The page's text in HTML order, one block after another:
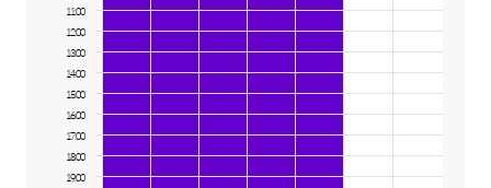
중랑구 :
11:00
12:00
13:00
14:00
15:00
16:00
17:00
18:00
19:00